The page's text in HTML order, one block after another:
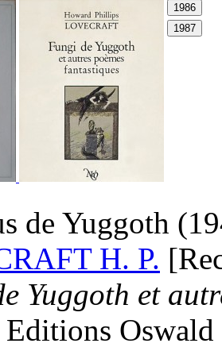
de Yuggoth
H. P.
Yuggoth et